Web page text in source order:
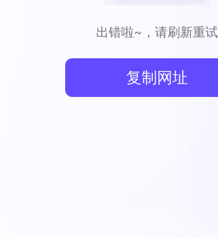
出错啦~，请刷新重试
复制网址